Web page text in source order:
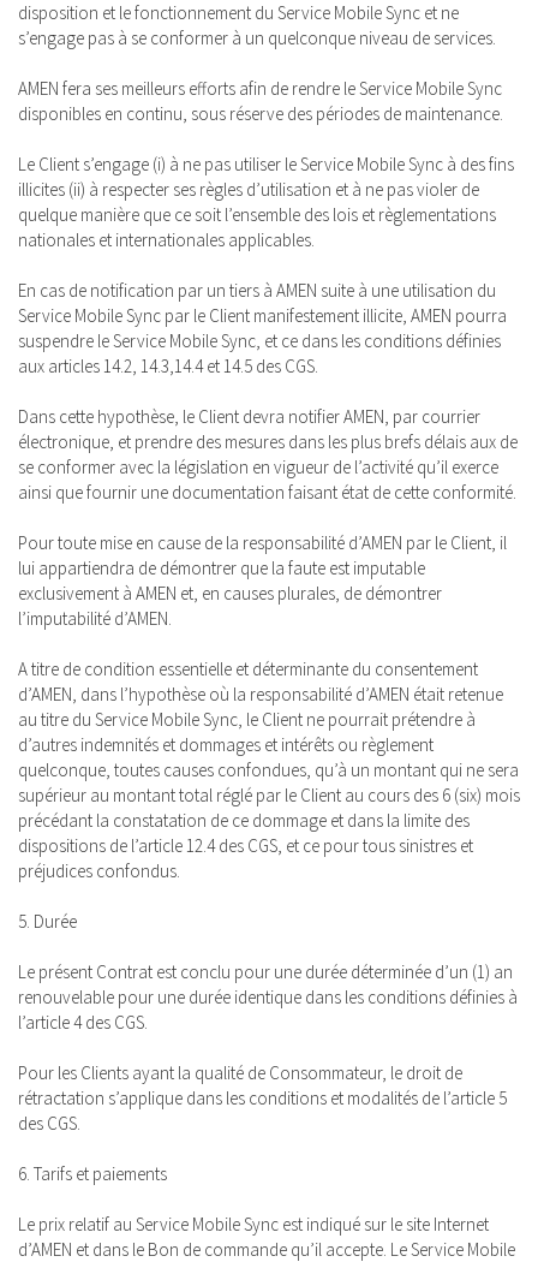
disposition et le fonctionnement du Service Mobile Sync et ne
s’engage pas à se conformer à un quelconque niveau de services.
AMEN fera ses meilleurs efforts afin de rendre le Service Mobile Sync
disponibles en continu, sous réserve des périodes de maintenance.
Le Client s’engage (i) à ne pas utiliser le Service Mobile Sync à des fins
illicites (ii) à respecter ses règles d’utilisation et à ne pas violer de
quelque manière que ce soit l’ensemble des lois et règlementations
nationales et internationales applicables.
En cas de notification par un tiers à AMEN suite à une utilisation du
Service Mobile Sync par le Client manifestement illicite, AMEN pourra
suspendre le Service Mobile Sync, et ce dans les conditions définies
aux articles 14.2, 14.3,14.4 et 14.5 des CGS.
Dans cette hypothèse, le Client devra notifier AMEN, par courrier
électronique, et prendre des mesures dans les plus brefs délais aux de
se conformer avec la législation en vigueur de l’activité qu’il exerce
ainsi que fournir une documentation faisant état de cette conformité.
Pour toute mise en cause de la responsabilité d’AMEN par le Client, il
lui appartiendra de démontrer que la faute est imputable
exclusivement à AMEN et, en causes plurales, de démontrer
l’imputabilité d’AMEN.
A titre de condition essentielle et déterminante du consentement
d’AMEN, dans l’hypothèse où la responsabilité d’AMEN était retenue
au titre du Service Mobile Sync, le Client ne pourrait prétendre à
d’autres indemnités et dommages et intérêts ou règlement
quelconque, toutes causes confondues, qu’à un montant qui ne sera
supérieur au montant total réglé par le Client au cours des 6 (six) mois
précédant la constatation de ce dommage et dans la limite des
dispositions de l’article 12.4 des CGS, et ce pour tous sinistres et
préjudices confondus.
5. Durée
Le présent Contrat est conclu pour une durée déterminée d’un (1) an
renouvelable pour une durée identique dans les conditions définies à
l’article 4 des CGS.
Pour les Clients ayant la qualité de Consommateur, le droit de
rétractation s’applique dans les conditions et modalités de l’article 5
des CGS.
6. Tarifs et paiements
Le prix relatif au Service Mobile Sync est indiqué sur le site Internet
d’AMEN et dans le Bon de commande qu’il accepte. Le Service Mobile